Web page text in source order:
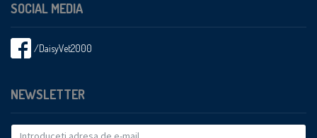
SOCIAL MEDIA
/DaisyVet2000
NEWSLETTER